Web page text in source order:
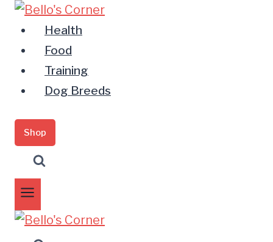
Zum
Inhalt
springen
Health
Food
Training
Dog Breeds
Shop